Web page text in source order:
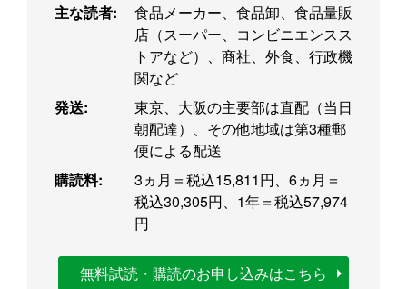
主な読者:
食品メーカー、食品卸、食品量販
店（スーパー、コンビニエンスス
トアなど）、商社、外食、行政機
関など
発送:
東京、大阪の主要部は直配（当日
朝配達）、その他地域は第3種郵
便による配送
購読料:
3ヵ月＝税込15,811円、6ヵ月＝
税込30,305円、1年＝税込57,974
円
無料試読・購読のお申し込みはこちら